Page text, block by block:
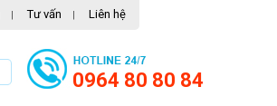
| Tư vấn | Liên hệ
0964 80 80 84